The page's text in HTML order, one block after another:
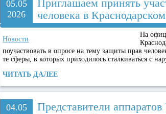
05.05
2026
Приглашаем принять
человека в
Новости
На
поучаствовать в опросе на тему защиты прав
те сферы, в которых приходилось сталкиваться с
ЧИТАТЬ ДАЛЕЕ
04.05
Представители